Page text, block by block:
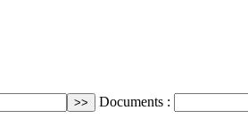
Documents :